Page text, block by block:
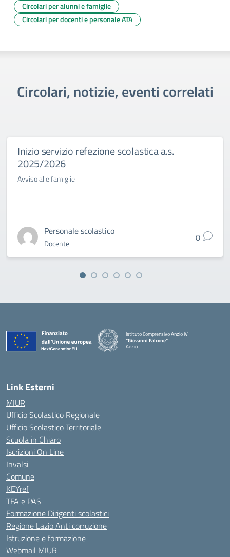
Circolari per alunni e famiglie
Circolari per docenti e personale ATA
Circolari, notizie, eventi correlati
Inizio servizio refezione scolastica a.s.
2025/2026
Avviso alle famiglie
Personale scolastico
Docente 0
Istituto Comprensivo Anzio IV
"Giovanni Falcone"
Anzio
Link Esterni
MIUR
Ufficio Scolastico Regionale
Ufficio Scolastico Territoriale
Scuola in Chiaro
Iscrizioni On Line
Invalsi
Comune
KEYref
TFA e PAS
Formazione Dirigenti scolastici
Regione Lazio Anti corruzione
Istruzione e formazione
Webmail MIUR